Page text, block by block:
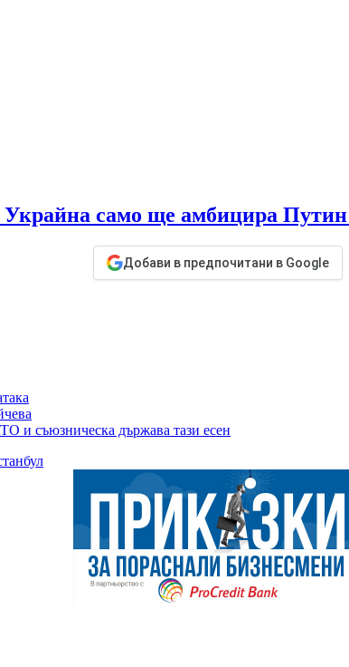
само ще амбицира Путин
Добави в предпочитани в Google
и съюзническа държава тази есен